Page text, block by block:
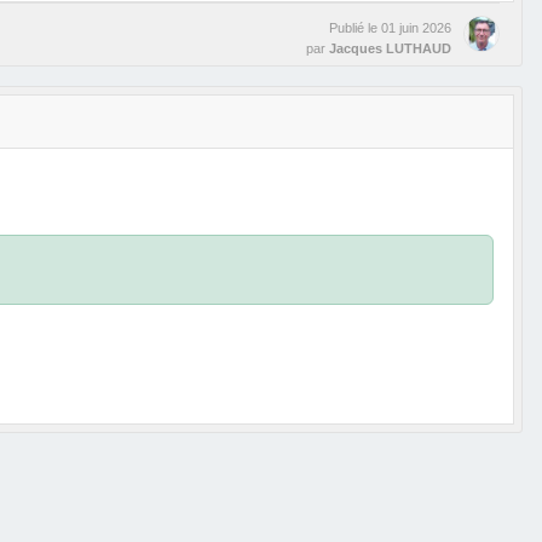
Publié le 01 juin 2026
par Jacques LUTHAUD